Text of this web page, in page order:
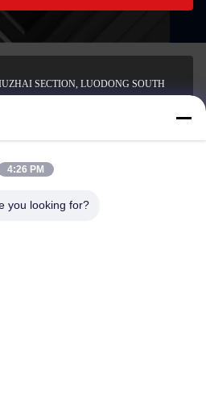
SECTION, LUODONG SOUTH
4:26 PM
you looking for?